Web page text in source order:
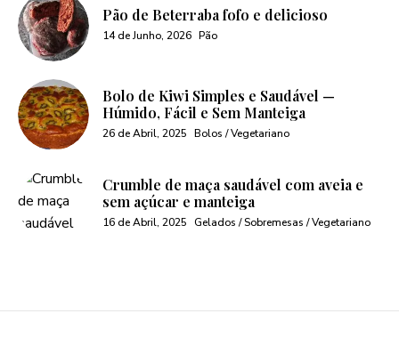
Pão de Beterraba fofo e delicioso
14 de Junho, 2026 Pão
Bolo de Kiwi Simples e Saudável —
Húmido, Fácil e Sem Manteiga
26 de Abril, 2025 Bolos / Vegetariano
Crumble de maça saudável com aveia e
sem açúcar e manteiga
16 de Abril, 2025 Gelados / Sobremesas / Vegetariano